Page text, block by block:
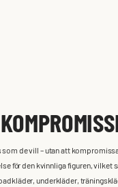
de vill – utan att
för den kvinnliga figuren, vilket
underkläder,